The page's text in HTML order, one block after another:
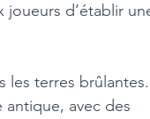
joueurs d’établir
les terres brûlantes.
antique, avec des